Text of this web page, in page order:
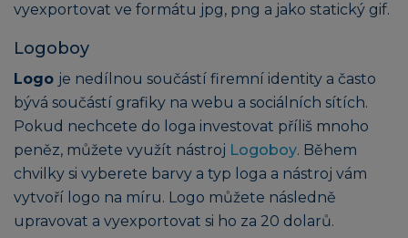
vyexportovat ve formátu jpg, png a jako statický gif.
Logoboy
Logo je nedílnou součástí firemní identity a často
bývá součástí grafiky na webu a sociálních sítích.
Pokud nechcete do loga investovat příliš mnoho
peněz, můžete využít nástroj Logoboy. Během
chvilky si vyberete barvy a typ loga a nástroj vám
vytvoří logo na míru. Logo můžete následně
upravovat a vyexportovat si ho za 20 dolarů.